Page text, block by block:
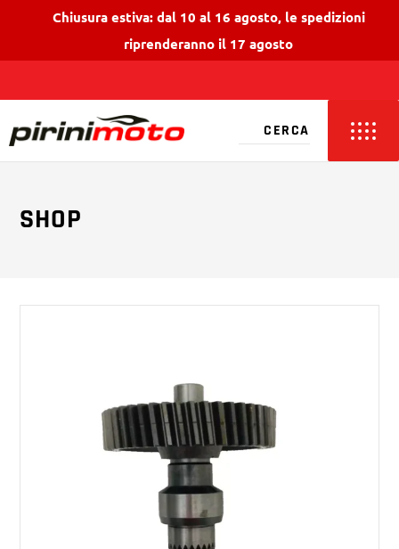
Chiusura estiva: dal 10 al 16 agosto, le spedizioni
riprenderanno il 17 agosto
SHOP